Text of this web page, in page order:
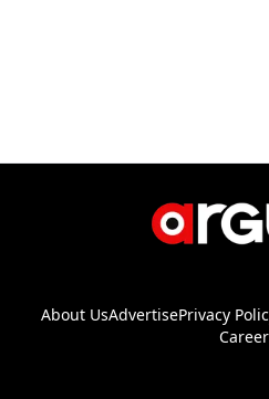
About UsAdvertisePrivacy